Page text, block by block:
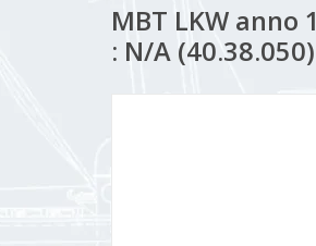
MBT LKW anno
: N/A (40.38.050)